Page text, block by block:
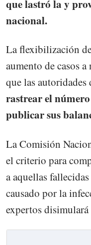
que lastró la y
nacional.
La flexibilización
aumento de casos
que las
rastrear el
publicar sus
La Comisión
el criterio para
a aquellas
causado por la
expertos disimulará